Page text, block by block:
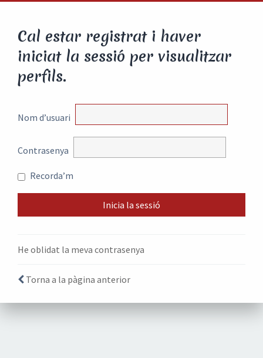
Cal estar registrat i haver
iniciat la sessió per visualitzar
perfils.
Nom d’usuari
Contrasenya
Recorda’m
He oblidat la meva contrasenya
Torna a la pàgina anterior